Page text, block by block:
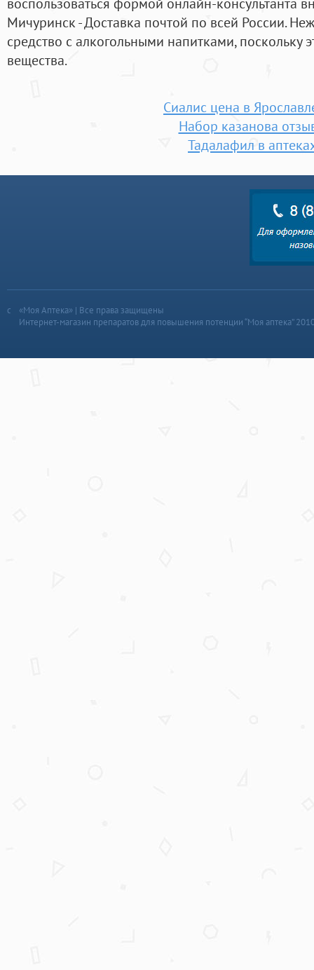
Мичуринск - Доставка почтой по всей России.
средство с алкогольными напитками, поскольку
вещества.
Сиалис цена в
Набор казанова
Тадалафил в
«Моя Аптека» | Все права защищены
Интернет-магазин препаратов для повышения потенции “Моя аптека”